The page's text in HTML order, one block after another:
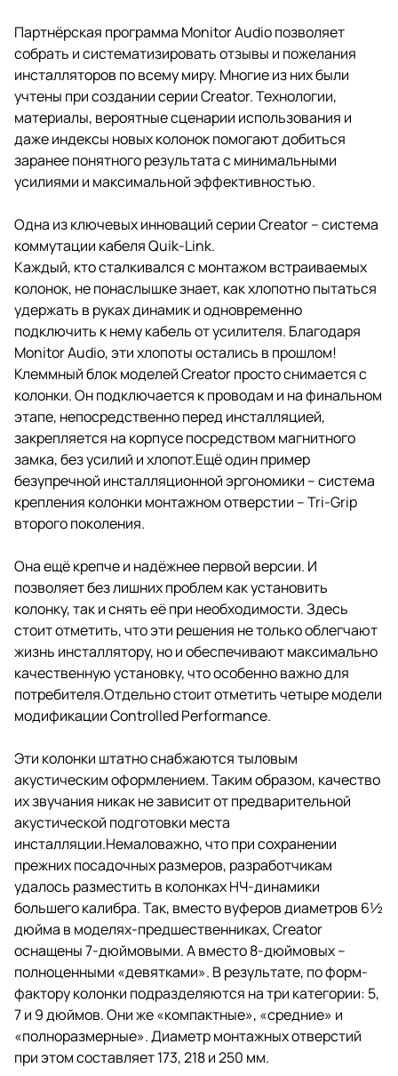
Партнёрская программа Monitor Audio позволяет
собрать и систематизировать отзывы и пожелания
инсталляторов по всему миру. Многие из них были
учтены при создании серии Creator. Технологии,
материалы, вероятные сценарии использования и
даже индексы новых колонок помогают добиться
заранее понятного результата с минимальными
усилиями и максимальной эффективностью.
Одна из ключевых инноваций серии Creator – система
коммутации кабеля Quik-Link.
Каждый, кто сталкивался с монтажом встраиваемых
колонок, не понаслышке знает, как хлопотно пытаться
удержать в руках динамик и одновременно
подключить к нему кабель от усилителя. Благодаря
Monitor Audio, эти хлопоты остались в прошлом!
Клеммный блок моделей Creator просто снимается с
колонки. Он подключается к проводам и на финальном
этапе, непосредственно перед инсталляцией,
закрепляется на корпусе посредством магнитного
замка, без усилий и хлопот.Ещё один пример
безупречной инсталляционной эргономики – система
крепления колонки монтажном отверстии – Tri-Grip
второго поколения.
Она ещё крепче и надёжнее первой версии. И
позволяет без лишних проблем как установить
колонку, так и снять её при необходимости. Здесь
стоит отметить, что эти решения не только облегчают
жизнь инсталлятору, но и обеспечивают максимально
качественную установку, что особенно важно для
потребителя.Отдельно стоит отметить четыре модели
модификации Controlled Performance.
Эти колонки штатно снабжаются тыловым
акустическим оформлением. Таким образом, качество
их звучания никак не зависит от предварительной
акустической подготовки места
инсталляции.Немаловажно, что при сохранении
прежних посадочных размеров, разработчикам
удалось разместить в колонках НЧ-динамики
большего калибра. Так, вместо вуферов диаметров 6½
дюйма в моделях-предшественниках, Creator
оснащены 7-дюймовыми. А вместо 8-дюймовых –
полноценными «девятками». В результате, по форм-
фактору колонки подразделяются на три категории: 5,
7 и 9 дюймов. Они же «компактные», «средние» и
«полноразмерные». Диаметр монтажных отверстий
при этом составляет 173, 218 и 250 мм.